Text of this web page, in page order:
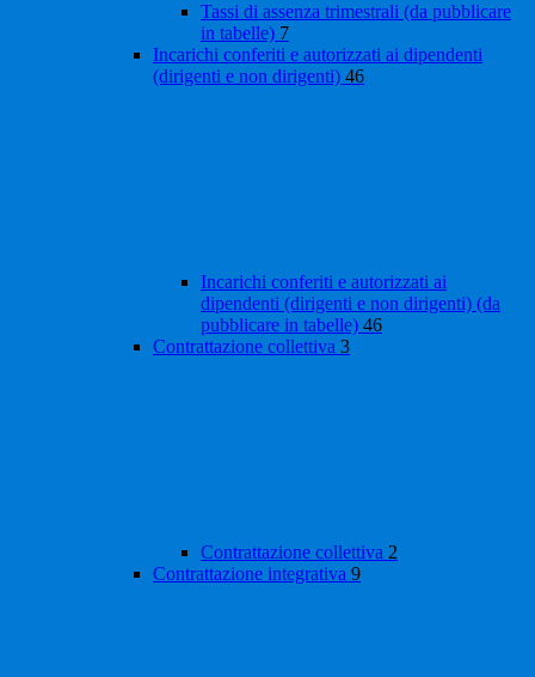
Tassi di assenza trimestrali (da pubblicare
in tabelle) 7
Incarichi conferiti e autorizzati ai dipendenti
(dirigenti e non dirigenti) 46
Incarichi conferiti e autorizzati ai
dipendenti (dirigenti e non dirigenti) (da
pubblicare in tabelle) 46
Contrattazione collettiva 3
Contrattazione collettiva 2
Contrattazione integrativa 9